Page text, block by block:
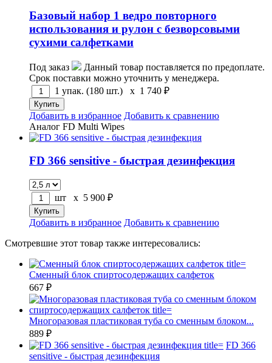
Базовый набор 1 ведро повторного
использования и рулон с безворсовыми
сухими салфетками
Под заказ
Данный товар поставляется по предоплате.
Срок поставки можно уточнить у менеджера.
1 упак. (180 шт.) x 1 740 ₽
Добавить в избранное Добавить к сравнению
Аналог FD Multi Wipes
FD 366 sensitive - быстрая дезинфекция
шт x 5 900 ₽
Добавить в избранное Добавить к сравнению
Смотревшие этот товар также интересовались:
Сменный блок спиртосодержащих салфеток
667 ₽
Многоразовая пластиковая туба со сменным блоком...
889 ₽
FD 366
sensitive - быстрая дезинфекция